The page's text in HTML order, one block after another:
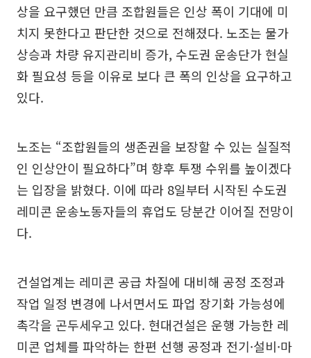
상을 요구했던 만큼 조합원들은 인상 폭이 기대에 미
치지 못한다고 판단한 것으로 전해졌다. 노조는 물가
상승과 차량 유지관리비 증가, 수도권 운송단가 현실
화 필요성 등을 이유로 보다 큰 폭의 인상을 요구하고
있다.
노조는 “조합원들의 생존권을 보장할 수 있는 실질적
인 인상안이 필요하다”며 향후 투쟁 수위를 높이겠다
는 입장을 밝혔다. 이에 따라 8일부터 시작된 수도권
레미콘 운송노동자들의 휴업도 당분간 이어질 전망이
다.
건설업계는 레미콘 공급 차질에 대비해 공정 조정과
작업 일정 변경에 나서면서도 파업 장기화 가능성에
촉각을 곤두세우고 있다. 현대건설은 운행 가능한 레
미콘 업체를 파악하는 한편 선행 공정과 전기·설비·마